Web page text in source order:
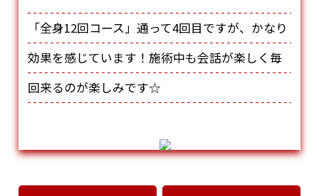
「全身12回コース」通って4回目ですが、かなり
効果を感じています！施術中も会話が楽しく毎
回来るのが楽しみです☆